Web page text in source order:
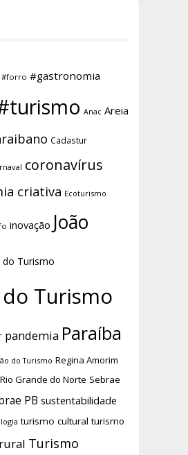
#forro #gastronomia
Anac Areia
Cadastur
coronavírus
criativa Ecoturismo
inovação João
Turismo
Turismo
pandemia Paraíba
do Turismo Regina Amorim
Rio Grande do Norte Sebrae
PB sustentabilidade
turismo cultural turismo
Turismo